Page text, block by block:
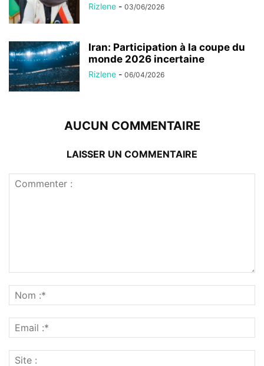
Rizlene - 03/06/2026
Iran: Participation à la coupe du
monde 2026 incertaine
Rizlene - 06/04/2026
AUCUN COMMENTAIRE
LAISSER UN COMMENTAIRE